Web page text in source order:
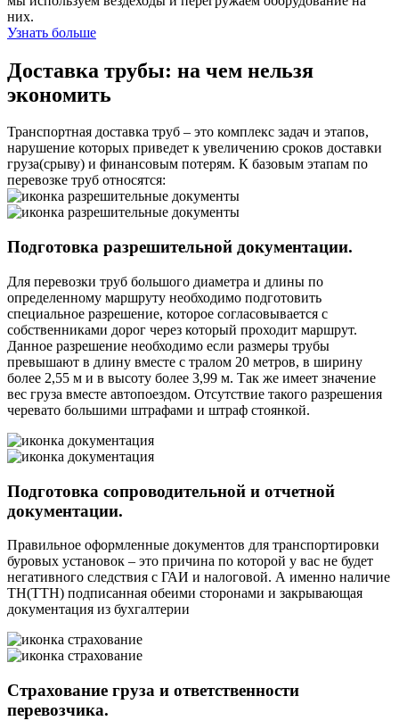
них.
Узнать больше
Доставка трубы: на чем нельзя
экономить
Транспортная доставка труб – это комплекс задач и этапов,
нарушение которых приведет к увеличению сроков доставки
груза(срыву) и финансовым потерям. К базовым этапам по
перевозке труб относятся:
Подготовка разрешительной документации.
Для перевозки труб большого диаметра и длины по
определенному маршруту необходимо подготовить
специальное разрешение, которое согласовывается с
собственниками дорог через который проходит маршрут.
Данное разрешение необходимо если размеры трубы
превышают в длину вместе с тралом 20 метров, в ширину
более 2,55 м и в высоту более 3,99 м. Так же имеет значение
вес груза вместе автопоездом. Отсутствие такого разрешения
черевато большими штрафами и штраф стоянкой.
Подготовка сопроводительной и отчетной
документации.
Правильное оформленные документов для транспортировки
буровых установок – это причина по которой у вас не будет
негативного следствия с ГАИ и налоговой. А именно наличие
ТН(ТТН) подписанная обеими сторонами и закрывающая
документация из бухгалтерии
Страхование груза и ответственности
перевозчика.